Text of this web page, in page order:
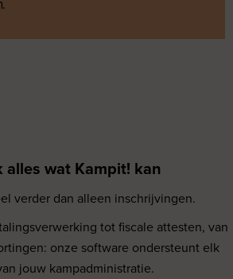
Demo aanvragen
alles wat Kampit! kan
verder dan alleen inschrijvingen.
tot fiscale attesten, van
onze software ondersteunt elk
jouw kampadministratie.